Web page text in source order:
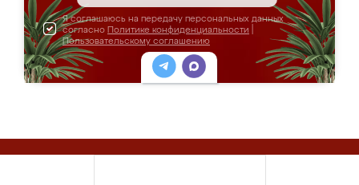
Я соглашаюсь на передачу персональных данных
согласно Политике конфиденциальности
Пользовательскому соглашению